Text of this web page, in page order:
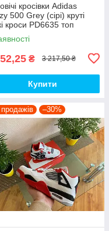
кросівки Adidas
500 Grey (сірі) круті
кроси PD6635 топ
₴ 3 217,50 ₴
Купити
–30%